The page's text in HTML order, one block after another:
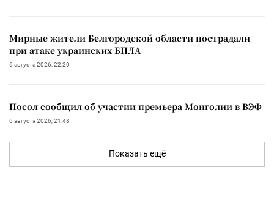
Мирные жители Белгородской области пострадали
при атаке украинских БПЛА
6 августа 2026, 22:20
Посол сообщил об участии премьера Монголии в ВЭФ
6 августа 2026, 21:48
Показать ещё